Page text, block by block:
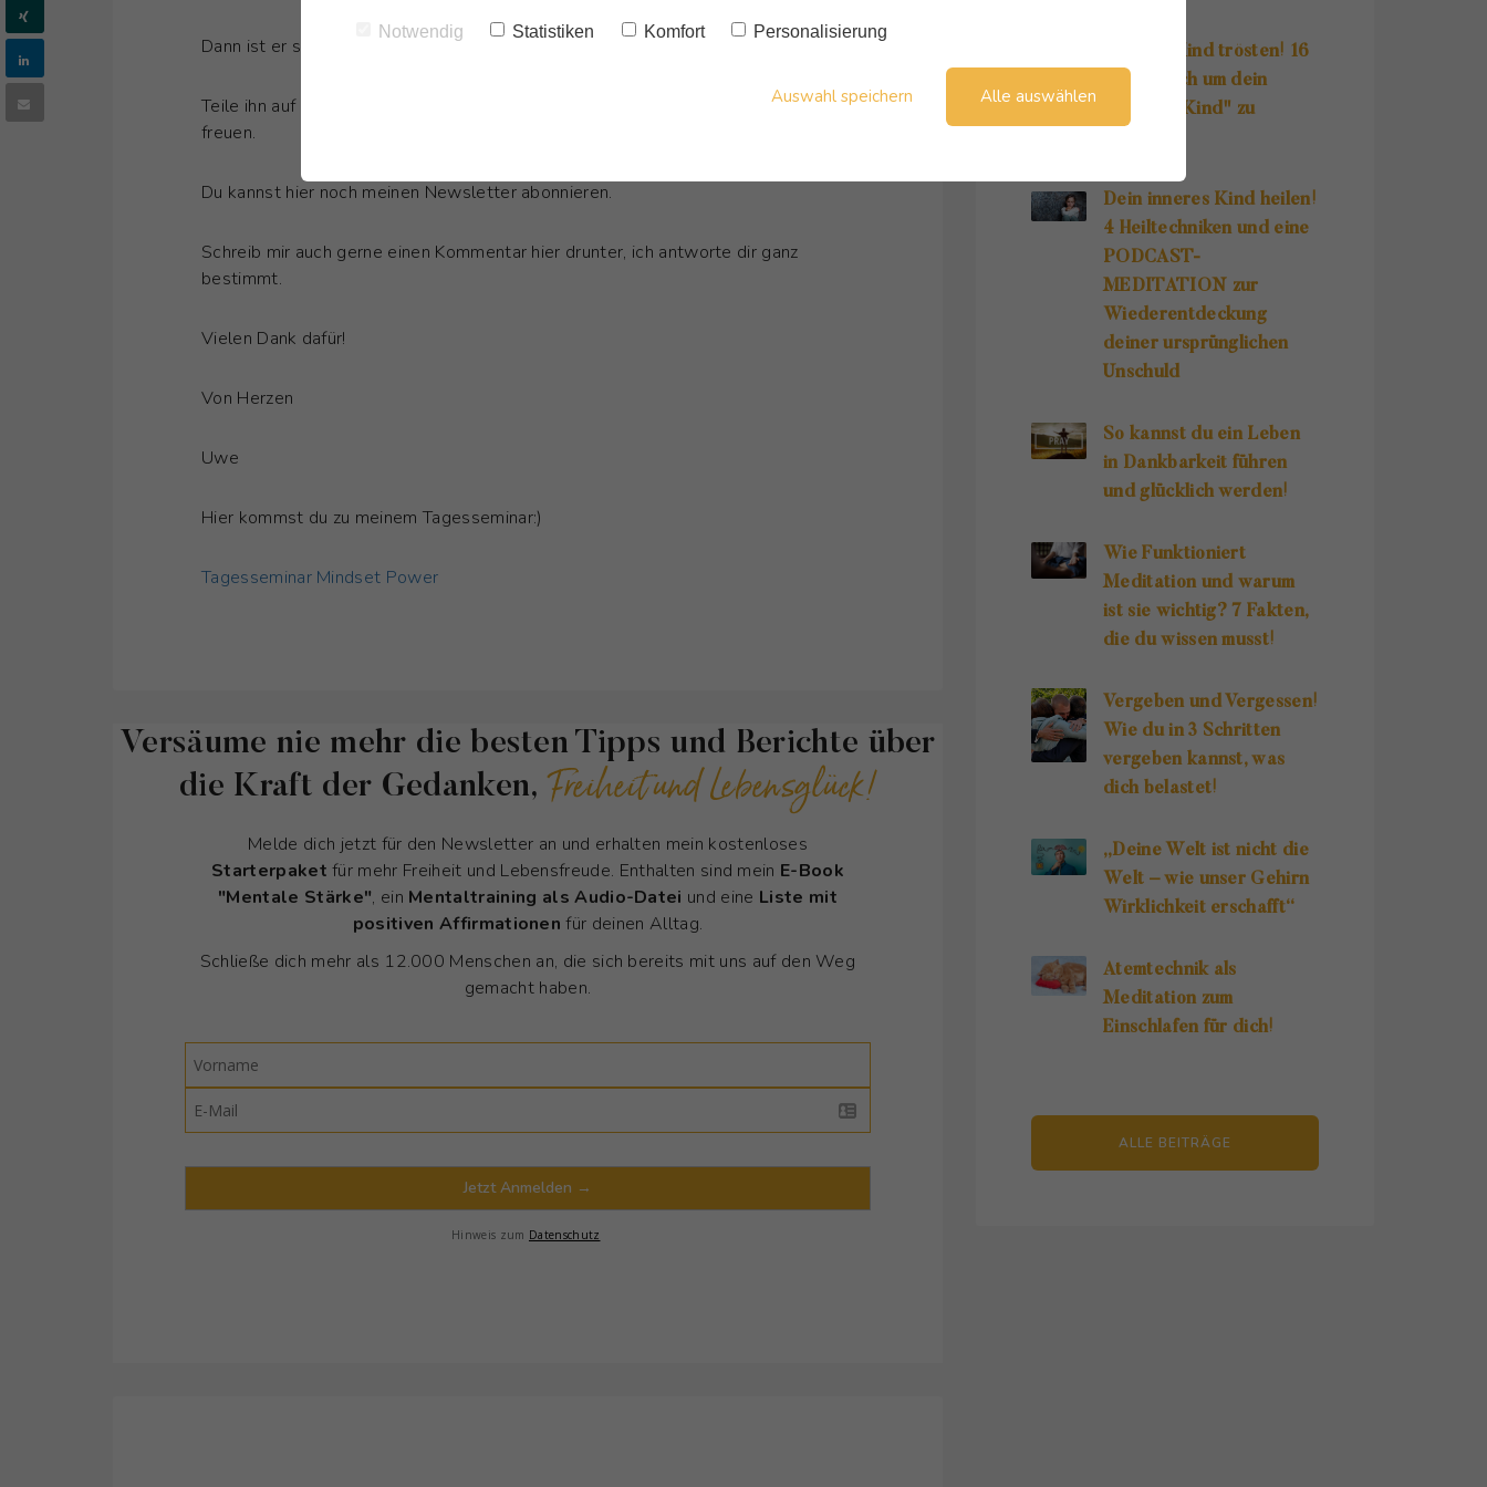
Dann ist er sicher auch für deine Freunde wertvoll.
Teile ihn auf Facebook, Twitter oder Instagram und ich würde mich sehr darüber
freuen.
Du kannst hier noch meinen Newsletter abonnieren.
Schreib mir auch gerne einen Kommentar hier drunter, ich antworte dir ganz
bestimmt.
Vielen Dank dafür!
Von Herzen
Uwe
Hier kommst du zu meinem Tagesseminar:)
Tagesseminar Mindset Power
Versäume nie mehr die besten Tipps und Berichte über
die Kraft der Gedanken, Freiheit und Lebensglück!
Melde dich jetzt für den Newsletter an und erhalten mein kostenloses
Starterpaket für mehr Freiheit und Lebensfreude. Enthalten sind mein E-Book
"Mentale Stärke", ein Mentaltraining als Audio-Datei und eine Liste mit
positiven Affirmationen für deinen Alltag.
Schließe dich mehr als 12.000 Menschen an, die sich bereits mit uns auf den Weg
gemacht haben.
Jetzt Anmelden →
Hinweis zum Datenschutz
Inneres Kind trösten! 16
Wege, dich um dein
"Inneres Kind" zu
Dein inneres Kind heilen!
4 Heiltechniken und eine
PODCAST-
MEDITATION zur
Wiederentdeckung
deiner ursprünglichen
Unschuld
So kannst du ein Leben
in Dankbarkeit führen
und glücklich werden!
Wie Funktioniert
Meditation und warum
ist sie wichtig? 7 Fakten,
die du wissen musst!
Vergeben und Vergessen!
Wie du in 3 Schritten
vergeben kannst, was
dich belastet!
„Deine Welt ist nicht die
Welt – wie unser Gehirn
Wirklichkeit erschafft“
Atemtechnik als
Meditation zum
Einschlafen für dich!
ALLE BEITRÄGE
Notwendig Statistiken Komfort Personalisierung
Auswahl speichern Alle auswählen